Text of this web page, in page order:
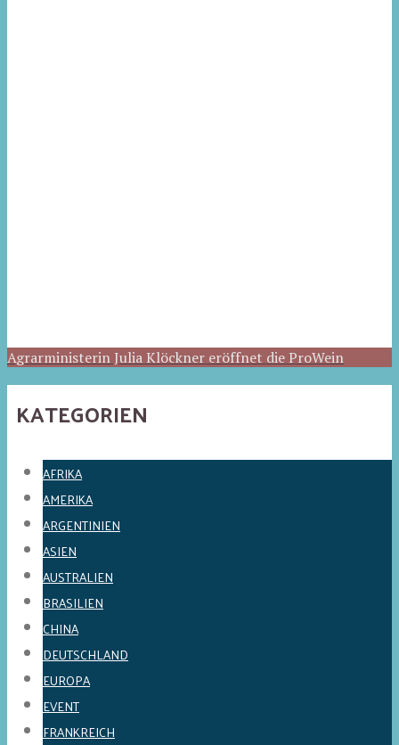
Agrarministerin Julia Klöckner eröffnet die ProWein
KATEGORIEN
AFRIKA
AMERIKA
ARGENTINIEN
ASIEN
AUSTRALIEN
BRASILIEN
CHINA
DEUTSCHLAND
EUROPA
EVENT
FRANKREICH